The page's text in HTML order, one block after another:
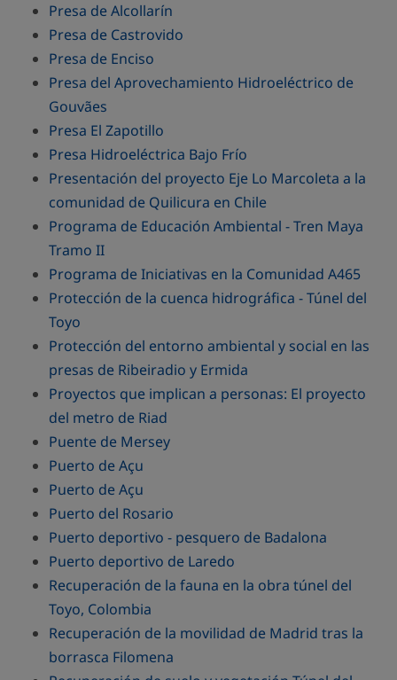
Presa de Alcollarín
Presa de Castrovido
Presa de Enciso
Presa del Aprovechamiento Hidroeléctrico de
Gouvães
Presa El Zapotillo
Presa Hidroeléctrica Bajo Frío
Presentación del proyecto Eje Lo Marcoleta a la
comunidad de Quilicura en Chile
Programa de Educación Ambiental - Tren Maya
Tramo II
Programa de Iniciativas en la Comunidad A465
Protección de la cuenca hidrográfica - Túnel del
Toyo
Protección del entorno ambiental y social en las
presas de Ribeiradio y Ermida
Proyectos que implican a personas: El proyecto
del metro de Riad
Puente de Mersey
Puerto de Açu
Puerto de Açu
Puerto del Rosario
Puerto deportivo - pesquero de Badalona
Puerto deportivo de Laredo
Recuperación de la fauna en la obra túnel del
Toyo, Colombia
Recuperación de la movilidad de Madrid tras la
borrasca Filomena